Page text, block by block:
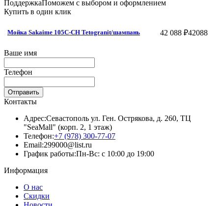
ПоддержкаПоможем с выбором и оформлением
Купить в один клик
Мойка Sakaime 105C-СH Tetogranit/шампань 42 088 ₽42088
Ваше имя
Телефон
Отправить
Контакты
Адрес:Севастополь ул. Ген. Острякова, д. 260, ТЦ
"SeaMall" (корп. 2, 1 этаж)
Телефон:+7 (978) 300-77-07
Email:299000@list.ru
График работы:Пн-Вс: с 10:00 до 19:00
Информация
О нас
Скидки